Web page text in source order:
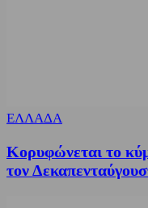
ΕΛΛΑΔΑ
Κορυφώνεται το
τον